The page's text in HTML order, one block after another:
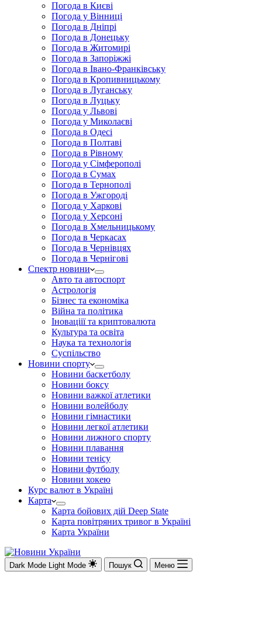
Погода в Києві
Погода у Вінниці
Погода в Дніпрі
Погода в Донецьку
Погода в Житомирі
Погода в Запоріжжі
Погода в Івано-Франківську
Погода в Кропивницькому
Погода в Луганську
Погода в Луцьку
Погода у Львові
Погода у Миколаєві
Погода в Одесі
Погода в Полтаві
Погода в Рівному
Погода у Сімферополі
Погода в Сумах
Погода в Тернополі
Погода в Ужгороді
Погода у Харкові
Погода у Херсоні
Погода в Хмельницькому
Погода в Черкасах
Погода в Чернівцях
Погода в Чернігові
Спектр новини
Авто та автоспорт
Астрологія
Бізнес та економіка
Війна та політика
Іноваціії та криптовалюта
Культура та освіта
Наука та технологія
Суспільство
Новини спорту
Новини баскетболу
Новини боксу
Новини важкої атлетики
Новини волейболу
Новини гімнастики
Новини легкої атлетики
Новини лижного спорту
Новини плавання
Новини тенісу
Новини футболу
Новини хокею
Курс валют в Україні
Карта
Карта бойових дій Deep State
Карта повітряних тривог в Україні
Карта України
Dark Mode Light Mode Пошук Меню